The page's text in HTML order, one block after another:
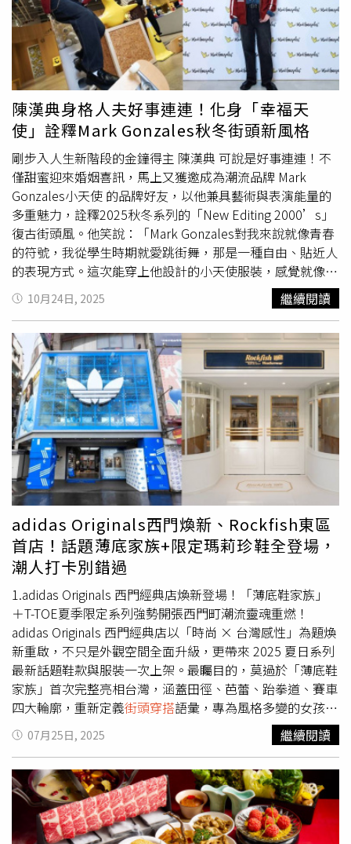
心形邊框搭配半球狀珍珠母貝，層次感十足，也象徵兩顆心
彼此映照。（圖／品牌提供）項鍊、手鍊與耳環的墜飾上還
點綴b. Logo與施華洛世奇水晶，光澤柔和又不會過於張
揚，把浪漫元素帶進日常造型。無論是上班穿搭還是假日約
會，都能輕輕點亮整體造型，也讓情人節的小心思藏在細節
裡。agnès b. About love鍊式耳環／4,980元、心形手鍊／
5,980元、玫瑰金心形耳環 ／4,280元、心形項鍊／6,580元
（圖／品牌提供）白色情人節禮物推薦：CHARLES &
KEITH Scottie 帆布保齡球包如果對方是實用派，送一款好
搭的包包往往比珠寶更貼心。CHARLES &KEITH 的Scottie
帆布保齡球包就是一個不錯的選擇。清爽帆布拼接磚紅皮
革，帶著一點復古味道，同時又保留都會感。容量適中又好
搭，幾乎任何日常穿搭都能配。CHARLES & KEITH Scottie
帆布保齡球包／2,790元（圖／品牌提供）白色情人節禮物
推薦：CHARLES & KEITH灰褐色皺摺細跟拖鞋另一款
CHARLES & KEITH灰褐色皺摺細跟拖鞋則走低調優雅路
線。仿麂皮質地搭配柔和皺摺設計，看起來溫柔又有質感。
適中的跟高不只拉長腿部比例，也能讓整體穿搭更有層次。
CHARLES & KEITH灰褐色皺摺細跟拖鞋／1,990元（圖／品
牌提供）白色情人節禮物推薦：PUMA H-STREET #隨型鞋
另一半是運動鞋愛好者，那這雙 H-STREET 絕對會讓人驚
喜，這雙鞋最近因為Rosé穿搭而再度受到關注，她甚至說
過「我最常穿的鞋」。H-STREET 的靈感來自品牌經典田徑
釘鞋，輕量結構搭配透氣網眼材質，腳感非常輕盈。復古T
字鞋頭加上銀光拼接鞋面，讓整雙鞋在
街頭穿搭
裡特別亮
眼。價格也相對親民，既有明星同款話題，又不會讓荷包太
痛的禮物。PUMA H-STREET #隨型鞋／2,980元（圖／品牌
提供）白色情人節禮物推薦：adidas三線錐形褲這件 adidas
三線錐形褲，可以說是「穿上就顯腿長」的神隊友。高腰設
計加上上窄下寬的版型，能自然修飾腿部線條，而側邊經典
三線則在視覺上拉長比例。（圖／品牌提供）這次系列還加
入亮片細節與帶光澤感的面料，讓運動風多了一點時髦感。
不管搭球鞋、短靴甚至高跟鞋，都能打造出輕鬆又有型的日
常造型。adidas三線錐形褲／2,490~2,690元（圖／品牌提
供）
陳漢典身格人夫好事連連！化身「幸福天
使」詮釋Mark Gonzales秋冬街頭新風格
剛步入人生新階段的金鐘得主 陳漢典 可說是好事連連！不
僅甜蜜迎來婚姻喜訊，馬上又獲邀成為潮流品牌 Mark
Gonzales小天使 的品牌好友，以他兼具藝術與表演能量的
多重魅力，詮釋2025秋冬系列的「New Editing 2000’s」
復古街頭風。他笑說：「Mark Gonzales對我來說就像青春
的符號，我從學生時期就愛跳街舞，那是一種自由、貼近人
的表現方式。這次能穿上他設計的小天使服裝，感覺就像回
到那個充滿創作與律動的年代。」陳漢典以俏皮神情與率性
姿態演繹街頭風格，展現他新婚後幸福滿滿、充滿自信的氣
場。（圖／品牌提供）傳奇滑板教父Mark Gonzales 以藝
術創作開啟街頭時尚世代被譽為「滑板教父」的 Mark
Gonzales（暱稱Gonz），自1986年以驚世豚跳成名後，開
啟他跨越滑板、藝術與時尚的創作之路。他筆下的小天使與
塗鴉角色象徵無拘無束的創作能量，也曾與 Supreme、
Adidas、VANS、Études Studio、Uniqlo 等品牌展開跨界
合作，讓「Gonz Style」成為街頭文化的代表語言。 在
Instagram 查看這則貼文 從 Instagram 分享的貼文 「New
Editing 2000’s」秋冬系列 重現Y2K復古精神2025秋冬小
天使系列以「New Editing 2000’s」為主題，將千禧年代
的滑板靈魂與90’s街頭精神重新混音。品牌以Oversized
剪裁、撞色拼貼與塗鴉線條為設計主軸，打造兼具潮流與個
性的單品。對Z世代而言，Y2K不只是復古風，更是一種用
穿搭展現自我態度的語言。系列中，標誌性的小天使圖騰搭
配亮眼色塊，傳達自由、不羈與快樂的時尚宣言，讓街頭穿
搭在今年秋冬成為最耀眼的潮流焦點。​Mark Gonzales2025
年秋冬系列推出許多Y2K的大學T。（圖／黃筱婷攝）​秋冬
推出賽車系列，小天使化身米淇林寶寶（圖／黃筱婷攝）​陳
漢典×小天使：幸福加速啟動此次品牌特別邀請剛新婚的陳
漢典詮釋「幸福天使」概念，從金鐘紅毯走向人生紅毯的
他，就像在幸福賽道上全速奔馳。他身穿 Mark Gonzales
Racing系列紅白針織外套，象徵愛情與熱情的紅色撞上潔白
線條，完美體現Z世代的冒險家精神與快樂能量。陳漢典
說：「接下來我也希望有一天能穿著Mark Gonzales的衣
服，在公園欄杆上跳舞，展現最真實的自己，開心地表演、
自由創作，就像Mark一樣用熱情感染大家。」幸福抽抽樂
活動登場 一同GONZ落去即日起至 2025年11月2日，凡於
活動期間單筆消費滿 5,000元，即可參加「幸福抽抽樂」活
10月24日, 2025 繼續閱讀
adidas Originals西門煥新、Rockfish東區
首店！話題薄底家族+限定瑪莉珍鞋全登場，
潮人打卡別錯過
1.adidas Originals 西門經典店煥新登場！「薄底鞋家族」
＋T-TOE夏季限定系列強勢開張西門町潮流靈魂重燃！
adidas Originals 西門經典店以「時尚 × 台灣感性」為題煥
新重啟，不只是外觀空間全面升級，更帶來 2025 夏日系列
最新話題鞋款與服裝一次上架。​最矚目的，莫過於「薄底鞋
家族」首次完整亮相台灣，涵蓋田徑、芭蕾、跆拳道、賽車
四大輪廓，重新定義街頭穿搭語彙，專為風格多變的女孩量
身打造！（圖／品牌提供）首次完整登場！話題「薄底鞋家
族」打造今夏最輕盈步伐這次煥新最大的亮點之一，就是薄
底鞋全家族系列的台灣首度完整亮相。不同於過去單一鞋型
上架，這次一次推出4款設計、卻同樣時髦好搭的鞋款，全
面滿足女孩們對「風格切換」的渴望：•田徑薄底鞋：復刻
60年代田徑跑鞋的簡約輪廓，搭配金屬光澤皮革與透氣孔洞
設計，像 TOKYO銀、JAPAN金等配色充滿未來復古感，結
07月25日, 2025 繼續閱讀